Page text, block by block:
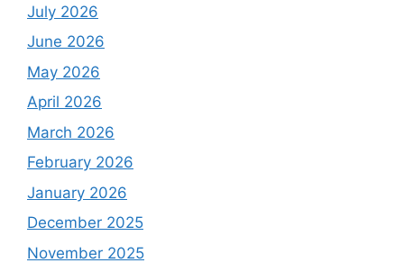
July 2026
June 2026
May 2026
April 2026
March 2026
February 2026
January 2026
December 2025
November 2025